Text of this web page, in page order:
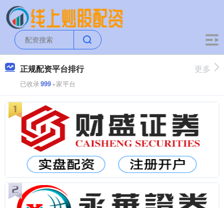
正规配资平台排行
已收录999+家平台
更多